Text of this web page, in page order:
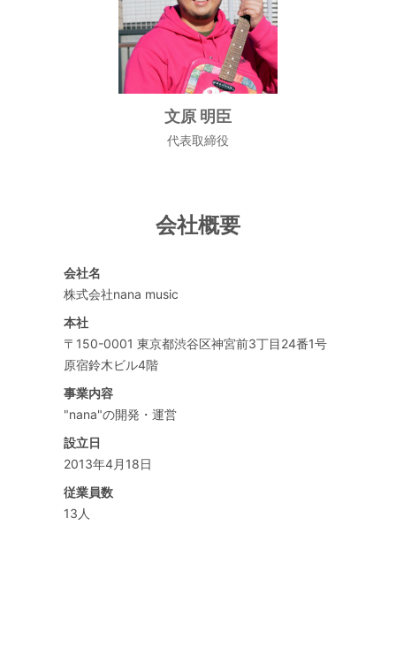
文原 明臣
代表取締役
会社概要
会社名
株式会社nana music
本社
〒150-0001 東京都渋谷区神宮前3丁目24番1号
原宿鈴木ビル4階
事業内容
"nana"の開発・運営
設立日
2013年4月18日
従業員数
13人